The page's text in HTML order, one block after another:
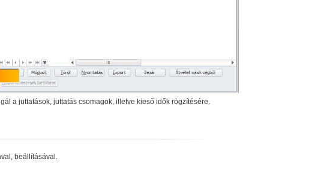
a juttatások, juttatás csomagok, illetve kieső idők rögzítésére.
beállításával.